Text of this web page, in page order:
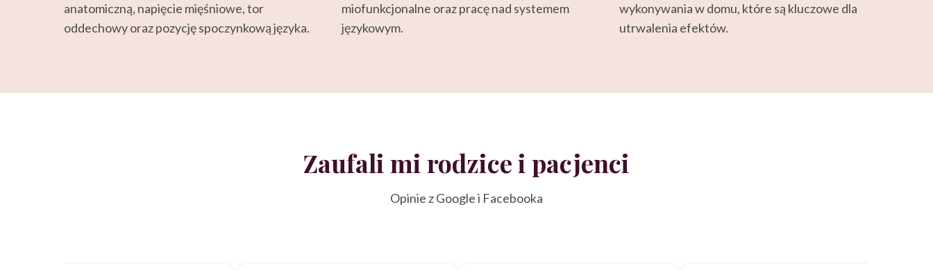
anatomiczną, napięcie mięśniowe, tor
oddechowy oraz pozycję spoczynkową języka.
miofunkcjonalne oraz pracę nad systemem
językowym.
wykonywania w domu, które są kluczowe dla
utrwalenia efektów.
Zaufali mi rodzice i pacjenci
Opinie z Google i Facebooka